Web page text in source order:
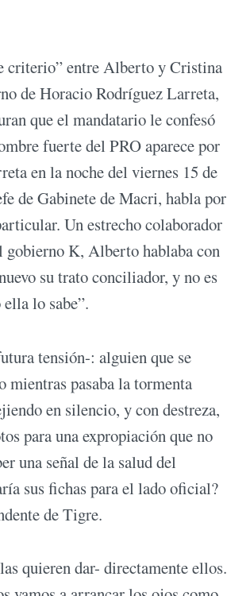
criterio” entre Alberto y Cristina
de Horacio Rodríguez Larreta,
que el mandatario le confesó
fuerte del PRO aparece por
en la noche del viernes 15 de
de Gabinete de Macri, habla por
Un estrecho colaborador
K, Alberto hablaba con
su trato conciliador, y no es
lo sabe”.
tensión-: alguien que se
mientras pasaba la tormenta
en silencio, y con destreza,
para una expropiación que no
una señal de la salud del
sus fichas para el lado oficial?
de Tigre.
quieren dar- directamente ellos.